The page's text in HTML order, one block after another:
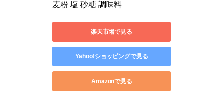
麦粉 塩 砂糖 調味料
楽天市場で見る
Yahoo!ショッピングで見る
Amazonで見る